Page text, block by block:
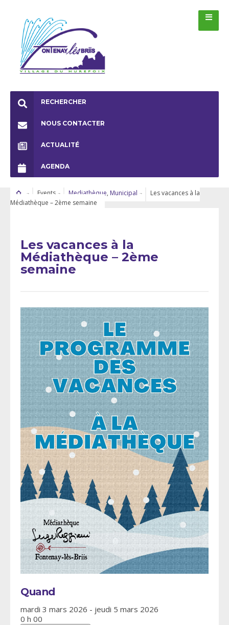
RECHERCHER
NOUS CONTACTER
ACTUALITÉ
AGENDA
Events Mediathèque, Municipal
Les vacances à la
Médiathèque – 2ème semaine
Les vacances à la
Médiathèque – 2ème
semaine
Quand
mardi 3 mars 2026 - jeudi 5 mars 2026
0 h 00